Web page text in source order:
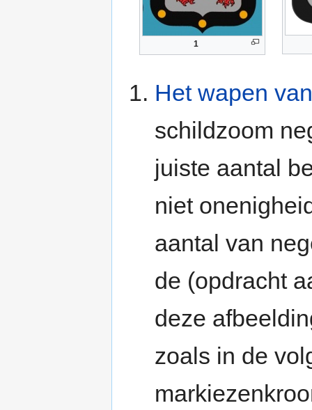
1
Het wapen
schildzoom
juiste aantal
niet
aantal van
de (opdracht
deze
zoals in de